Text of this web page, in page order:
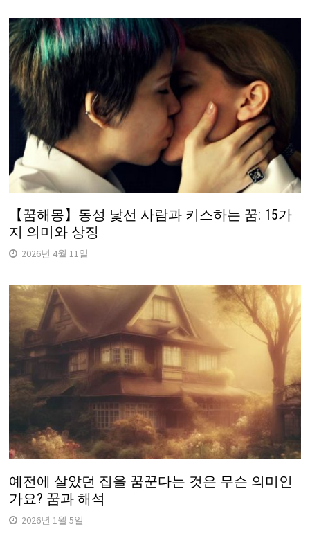
【꿈해몽】동성 낯선 사람과 키스하는 꿈: 15가
지 의미와 상징
2026년 4월 11일
예전에 살았던 집을 꿈꾼다는 것은 무슨 의미인
가요? 꿈과 해석
2026년 1월 5일